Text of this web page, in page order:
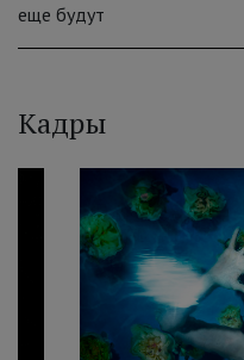
еще будут
Кадры